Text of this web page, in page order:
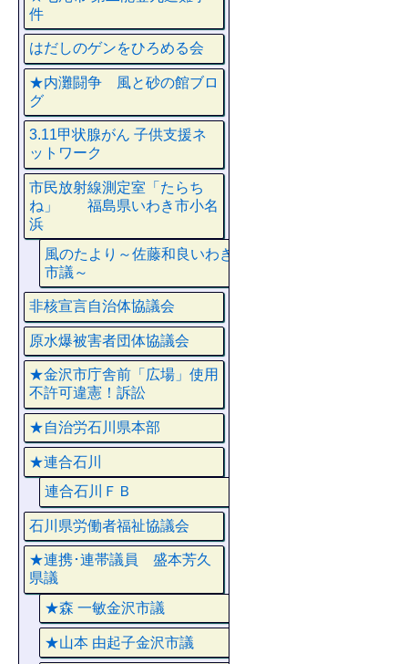
件
はだしのゲンをひろめる会
★内灘闘争 風と砂の館ブロ
グ
3.11甲状腺がん 子供支援ネ
ットワーク
市民放射線測定室「たらち
ね」 福島県いわき市小名
浜
風のたより～佐藤和良いわき
市議～
非核宣言自治体協議会
原水爆被害者団体協議会
★金沢市庁舎前「広場」使用
不許可違憲！訴訟
★自治労石川県本部
★連合石川
連合石川ＦＢ
石川県労働者福祉協議会
★連携･連帯議員 盛本芳久
県議
★森 一敏金沢市議
★山本 由起子金沢市議